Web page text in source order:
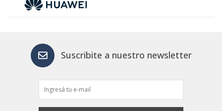
Suscribite a nuestro newsletter